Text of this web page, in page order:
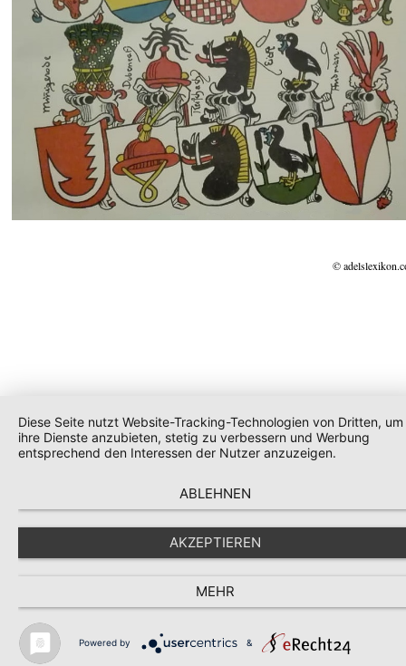
©
Diese Seite nutzt Website-Tracking-Technologien von Dritten, um
ihre Dienste anzubieten, stetig zu verbessern und Werbung
entsprechend den Interessen der Nutzer anzuzeigen.
ABLEHNEN
AKZEPTIEREN
MEHR
Powered by &